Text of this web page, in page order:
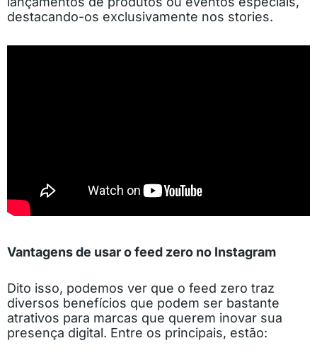
destacando-os exclusivamente nos stories.
Vantagens de usar o feed zero no Instagram
Dito isso, podemos ver que o feed zero traz
diversos benefícios que podem ser bastante
atrativos para marcas que querem inovar sua
presença digital. Entre os principais, estão: